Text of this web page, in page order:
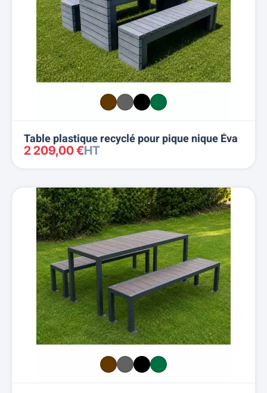
Table plastique recyclé pour pique nique Éva
2 209,00 €HT